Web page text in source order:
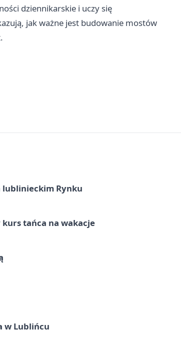
dziennikarskie i uczy się
jak ważne jest budowanie mostów
lublinieckim Rynku
tańca na wakacje
w Lublińcu